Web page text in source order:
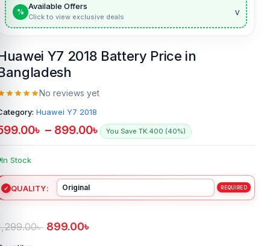
%
Available Offers
Click to view exclusive deals v
Y7 2018 Battery Price in
No reviews yet
Huawei Y7 2018
৳ – 899.00৳ You Save TK.400 (40%)
In Stock
QUALITY
৳ 899.00৳